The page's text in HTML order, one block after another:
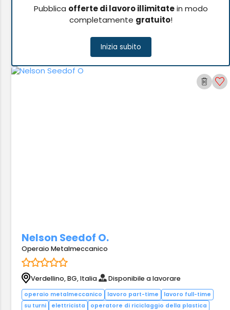
Pubblica offerte di lavoro illimitatein modo
completamente gratuito!
Inizia subito
Nelson Seedof O.
Operaio Metalmeccanico
Verdellino, BG, Italia Disponibile a lavorare
operaio metalmeccanico lavoro part-time
lavoro full-time
su turni
elettricista
operatore di riciclaggio della plastica